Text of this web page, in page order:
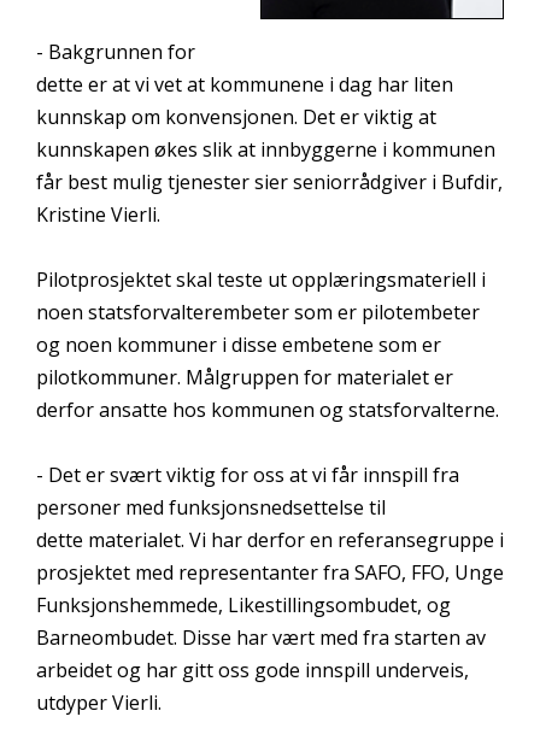
- Bakgrunnen for
dette er at vi vet at kommunene i dag har liten
kunnskap om konvensjonen. Det er viktig at
kunnskapen økes slik at innbyggerne i kommunen
får best mulig tjenester sier seniorrådgiver i Bufdir,
Kristine Vierli.
Pilotprosjektet skal teste ut opplæringsmateriell i
noen statsforvalterembeter som er pilotembeter
og noen kommuner i disse embetene som er
pilotkommuner. Målgruppen for materialet er
derfor ansatte hos kommunen og statsforvalterne.
- Det er svært viktig for oss at vi får innspill fra
personer med funksjonsnedsettelse til
dette materialet. Vi har derfor en referansegruppe i
prosjektet med representanter fra SAFO, FFO, Unge
Funksjonshemmede, Likestillingsombudet, og
Barneombudet. Disse har vært med fra starten av
arbeidet og har gitt oss gode innspill underveis,
utdyper Vierli.